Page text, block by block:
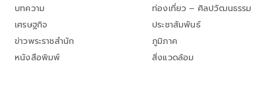
บทความ
เศรษฐกิจ
ข่าวพระราชสำนัก
หนังสือพิมพ์
ท่องเที่ยว – ศิลปวัฒนธรรม
ประชาสัมพันธ์
ภูมิภาค
สิ่งแวดล้อม